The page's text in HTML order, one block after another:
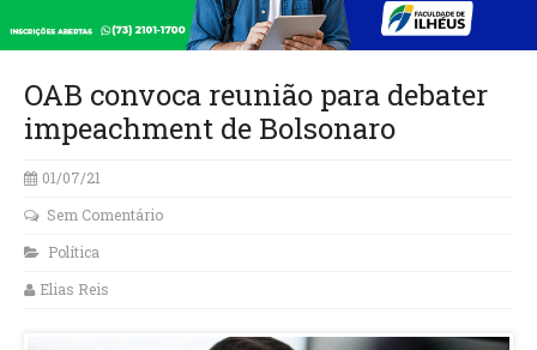
OAB convoca reunião para debater
impeachment de Bolsonaro
01/07/21
Sem Comentário
Política
Elias Reis